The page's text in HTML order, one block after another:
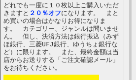
どれでも一度に１０枚以上ご購入いただ
きますと ２０％オフになります。 まと
め買いの場合はかなりお得になりま
す。 カテゴリー、ジャンルは問いませ
ん。 但し、決済方法は銀行振込（みず
ほ銀行、三菱UFJ銀行、ゆうちょ銀行な
ど）に限ります。 また、最終金額は当
店からお送りする「ご注文確認メール」
をお待ちください。